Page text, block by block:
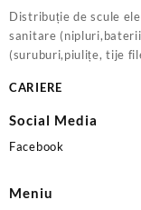
Distribuție de scule
sanitare
(suruburi,piulițe, tije
CARIERE
Social Media
Facebook
Meniu